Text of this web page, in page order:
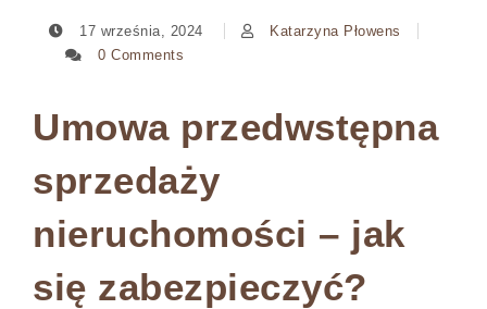
17 września, 2024
Katarzyna Płowens
0 Comments
Umowa przedwstępna
sprzedaży
nieruchomości – jak
się zabezpieczyć?